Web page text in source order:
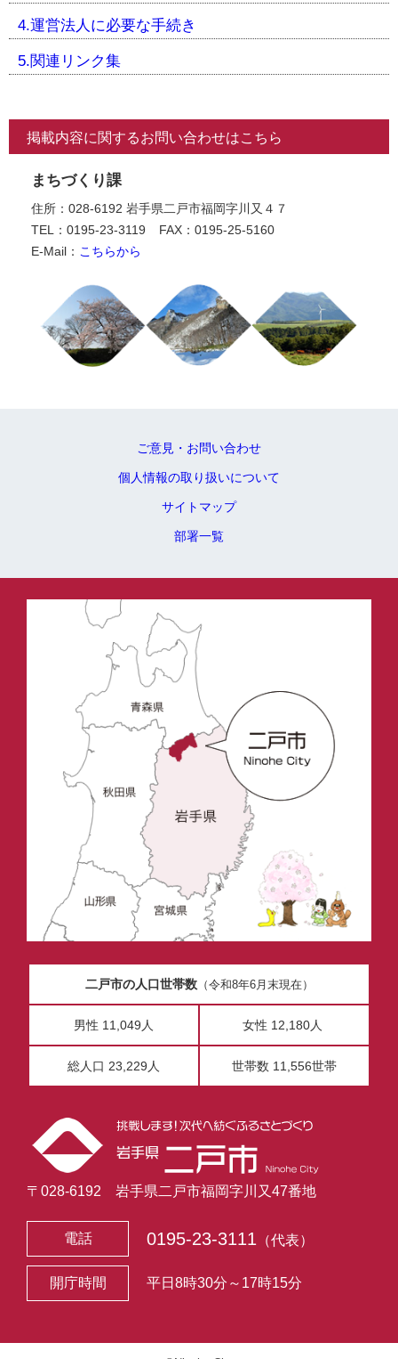
4.運営法人に必要な手続き
5.関連リンク集
掲載内容に関するお問い合わせはこちら
まちづくり課
住所：028-6192 岩手県二戸市福岡字川又４７
TEL：0195-23-3119
FAX：0195-25-5160
E-Mail： こちらから
ご意見・お問い合わせ
個人情報の取り扱いについて
サイトマップ
部署一覧
二戸市の人口世帯数（令和8年6月末現在）
男性 11,049人 女性 12,180人
総人口 23,229人 世帯数 11,556世帯
〒028-6192 岩手県二戸市福岡字川又47番地
電話 0195-23-3111 （代表）
開庁時間 平日8時30分～17時15分